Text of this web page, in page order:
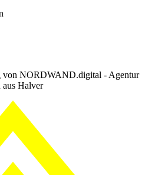
von NORDWAND.digital - Agentur
Halver